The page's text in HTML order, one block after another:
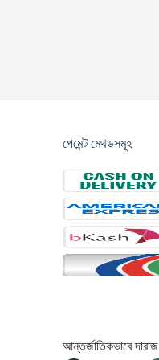
পেমেন্ট মেথডসমূহ
আন্তর্জাতিকভাবে দারাজ